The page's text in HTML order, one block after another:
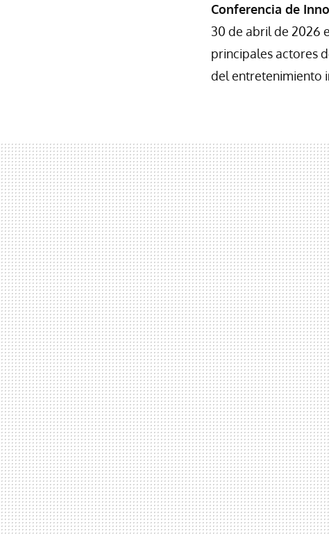
Conferencia de
30 de abril de 2026
principales actores
del entretenimiento